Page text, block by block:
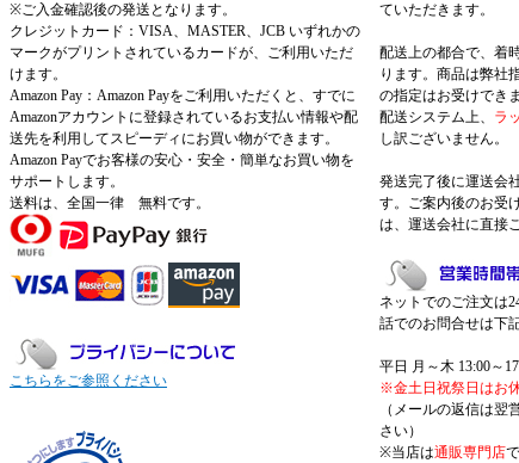
※ご入金確認後の発送となります。
クレジットカード：VISA、MASTER、JCB いずれかの
マークがプリントされているカードが、ご利用いただ
けます。
Amazon Pay：Amazon Payをご利用いただくと、すでに
Amazonアカウントに登録されているお支払い情報や配
送先を利用してスピーディにお買い物ができます。
Amazon Payでお客様の安心・安全・簡単なお買い物を
サポートします。
送料は、全国一律 無料です。
こちらをご参照ください
ていただきます。
配送上の都合で、着
ります。商品は弊社
の指定はお受けできま
配送システム上、
ラ
し訳ございません。
発送完了後に運送会
す。ご案内後のお受
は、運送会社に直接
ネットでのご注文は
話でのお問合せは下
平日 月～木 13:00～
※金土日祝祭日はお
（メールの返信は翌
さい）
※当店は通販専門店